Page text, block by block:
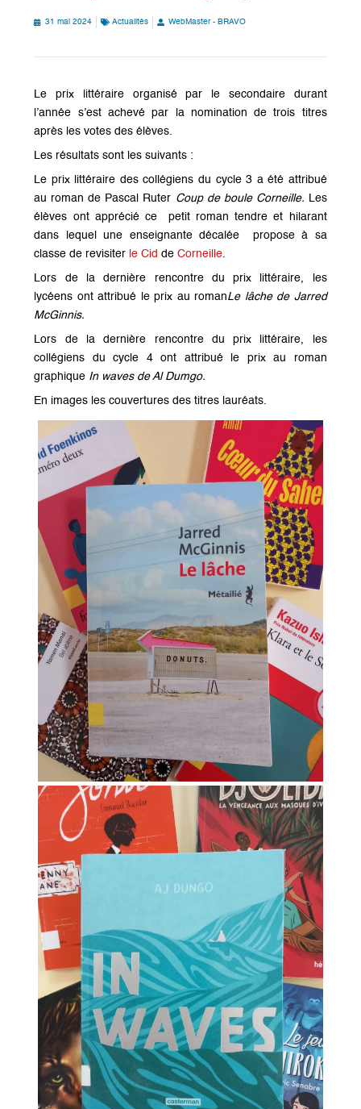
31 mai 2024 Actualités WebMaster - BRAVO
Le prix littéraire organisé par le secondaire durant
l’année s’est achevé par la nomination de trois titres
après les votes des élèves.
Les résultats sont les suivants :
Le prix littéraire des collégiens du cycle 3 a été attribué
au roman de Pascal Ruter Coup de boule Corneille. Les
élèves ont apprécié ce petit roman tendre et hilarant
dans lequel une enseignante décalée propose à sa
classe de revisiter le Cid deCorneille.
Lors de la dernière rencontre du prix littéraire, les
lycéens ont attribué le prix au romanLe lâche de Jarred
McGinnis.
Lors de la dernière rencontre du prix littéraire, les
collégiens du cycle 4 ont attribué le prix au roman
graphique In waves de Al Dumgo.
En images les couvertures des titres lauréats.